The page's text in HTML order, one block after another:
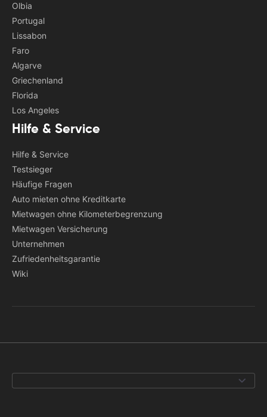
Olbia
Portugal
Lissabon
Faro
Algarve
Griechenland
Florida
Los Angeles
Hilfe & Service
Hilfe & Service
Testsieger
Häufige Fragen
Auto mieten ohne Kreditkarte
Mietwagen ohne Kilometerbegrenzung
Mietwagen Versicherung
Unternehmen
Zufriedenheitsgarantie
Wiki